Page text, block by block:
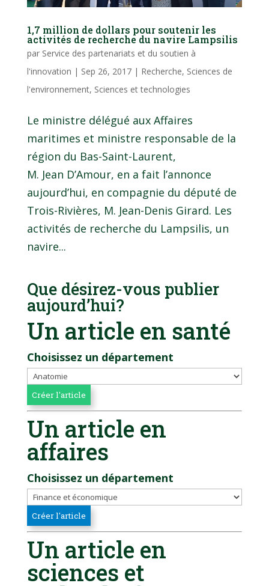
1,7 million de dollars pour soutenir les
activités de recherche du navire Lampsilis
par Service des partenariats et du soutien à
l'innovation | Sep 26, 2017| Recherche, Sciences de
l'environnement, Sciences et technologies
Le ministre délégué aux Affaires
maritimes et ministre responsable de la
région du Bas-Saint-Laurent,
M. Jean D’Amour, en a fait l’annonce
aujourd’hui, en compagnie du député de
Trois-Rivières, M. Jean-Denis Girard. Les
activités de recherche du Lampsilis, un
navire...
Que désirez-vous publier
aujourd’hui?
Un article en santé
Choisissez un département
Un article en
affaires
Choisissez un département
Un article en
sciences et